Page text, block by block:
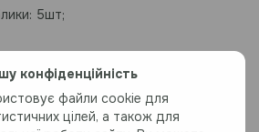
конфіденційність
файли cookie для
цілей, а також для
5шт;
деталі у менеджера.